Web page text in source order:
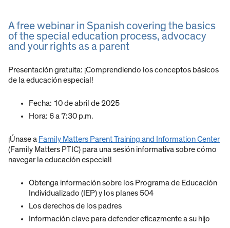
A free webinar in Spanish covering the basics
of the special education process, advocacy
and your rights as a parent
Presentación gratuita: ¡Comprendiendo los conceptos básicos
de la educación especial!
Fecha: 10 de abril de 2025
Hora: 6 a 7:30 p.m.
¡Únase a Family Matters Parent Training and Information Center
(Family Matters PTIC) para una sesión informativa sobre cómo
navegar la educación especial!
Obtenga información sobre los Programa de Educación
Individualizado (IEP) y los planes 504
Los derechos de los padres
Información clave para defender eficazmente a su hijo